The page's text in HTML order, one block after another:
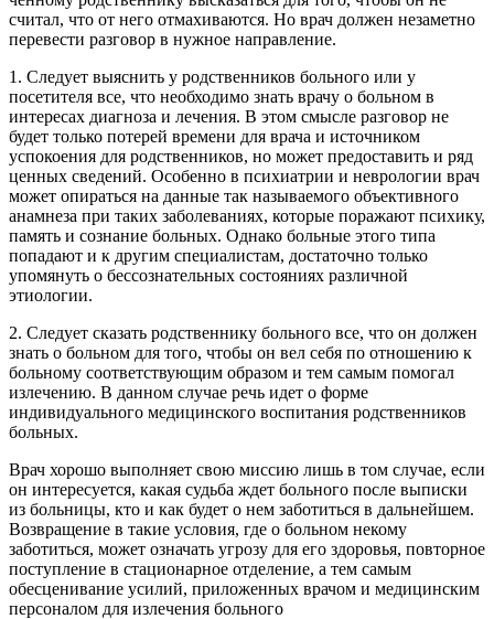
считал, что от него отмахиваются. Но врач должен незаметно
перевести разговор в нужное направление.
1. Следует выяснить у родственников больного или у
посетителя все, что необходимо знать врачу о больном в
интересах диагноза и лече­ния. В этом смысле разговор не
будет только потерей времени для врача и источником
успокоения для родственников, но может предоставить и ряд
ценных сведений. Особенно в психиатрии и неврологии врач
может опираться на данные так называемого объективного
анамнеза при таких заболеваниях, которые поражают психику,
память и сознание больных. Однако больные этого типа
попадают и к другим специалистам, достаточно только
упомянуть о бессознательных состояниях различной
этиологии.
2. Следует сказать родственнику больного все, что он должен
знать о больном для того, чтобы он вел себя по отношению к
больному соответствующим образом и тем самым помогал
излечению. В данном слу­чае речь идет о форме
индивидуального медицинского воспитания родственников
больных.
Врач хорошо выполняет свою миссию лишь в том случае, если
он интересуется, какая судьба ждет больного после выписки
из больницы, кто и как будет о нем заботиться в дальнейшем.
Возвращение в такие условия, где о больном некому
заботиться, может означать угрозу для его здоровья, повторное
поступление в стационарное отделение, а тем самым
обесценивание усилий, приложенных врачом и медицинским
пер­соналом для излечения больного